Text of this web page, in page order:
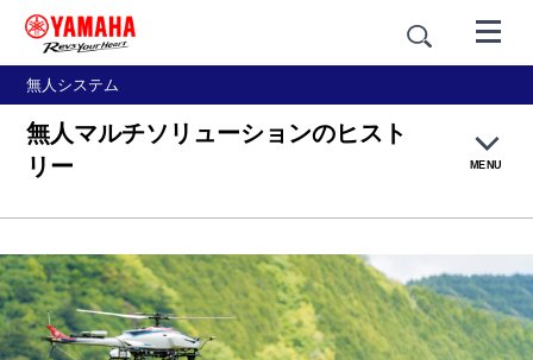
無人システム
無人マルチソリューションのヒスト
リー
MENU
トップ
インフラの点検・検査